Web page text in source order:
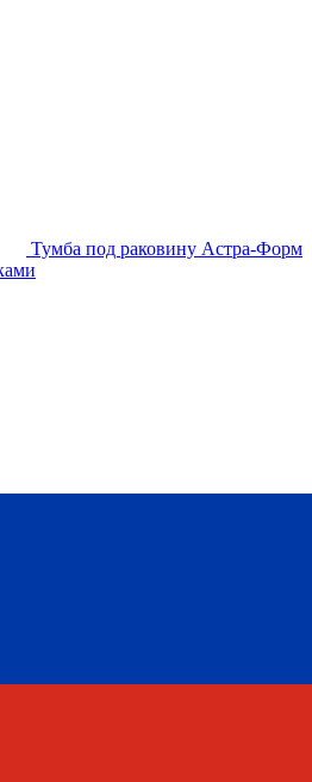
Тумба под раковину Астра-Форм